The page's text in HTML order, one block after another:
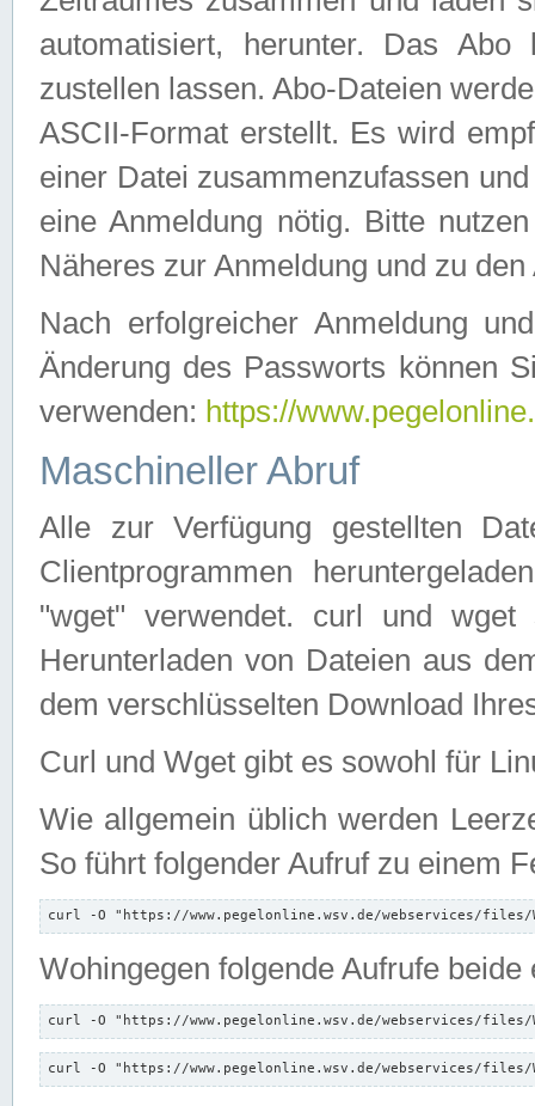
automatisiert, herunter. Das
zustellen lassen. Abo-Dateien
ASCII-Format erstellt. Es wird
einer Datei zusammenzufassen
eine Anmeldung nötig. Bitte
Näheres zur Anmeldung und zu
Nach erfolgreicher Anmeldung
Änderung des Passworts können
verwenden: https://
Maschineller Abruf
Alle zur Verfügung gestellten
Clientprogrammen
"wget" verwendet. curl und wget
Herunterladen von Dateien aus
dem verschlüsselten Download
Curl und Wget gibt es sowohl für
Wie allgemein üblich werden
So führt folgender Aufruf zu einem
curl -O "https://www.pegelonline.wsv.de/webservices/files/
Wohingegen folgende Aufrufe beide
curl -O "https://www.pegelonline.wsv.de/webservices/files/
curl -O "https://www.pegelonline.wsv.de/webservices/files/